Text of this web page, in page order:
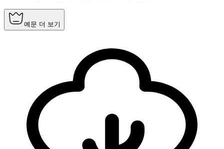
예문 더 보기